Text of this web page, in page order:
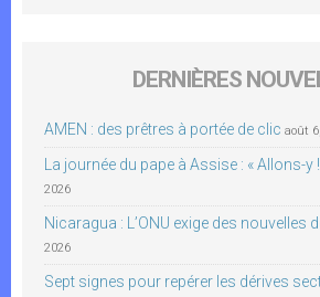
DERNIÈRES
AMEN : des prêtres à portée de clic août
La journée du pape à Assise : « Allons-y !
2026
Nicaragua : L’ONU exige des nouvelles
2026
Sept signes pour repérer les dérives